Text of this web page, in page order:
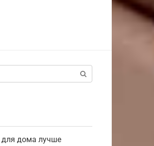
для дома лучше